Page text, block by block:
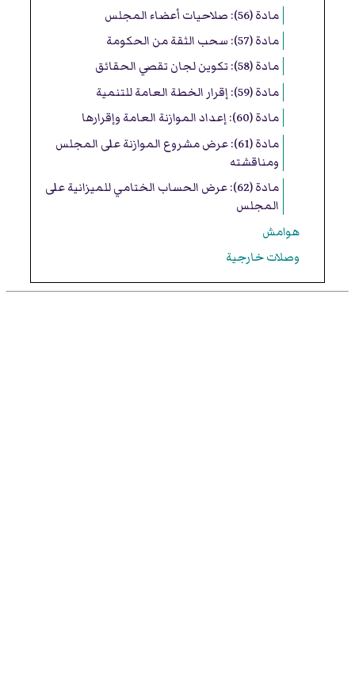
مادة (56): صلاحيات أعضاء المجلس
مادة (57): سحب الثقة من الحكومة
مادة (58): تكوين لجان تقصي الحقائق
مادة (59): إقرار الخطة العامة للتنمية
مادة (60): إعداد الموازنة العامة وإقرارها
مادة (61): عرض مشروع الموازنة على المجلس
ومناقشته
مادة (62): عرض الحساب الختامي للميزانية على
المجلس
هوامش
وصلات خارجية